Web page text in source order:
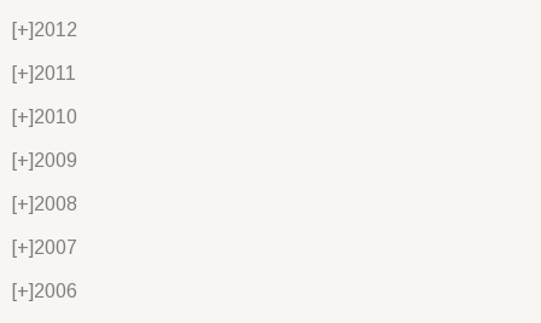
[+]2012
[+]2011
[+]2010
[+]2009
[+]2008
[+]2007
[+]2006